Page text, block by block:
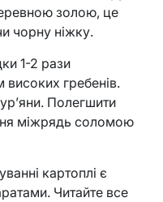
золою, це
чорну ніжку.
1-2 рази
гребенів.
Полегшити
міжрядь соломою
картоплі є
Читайте все